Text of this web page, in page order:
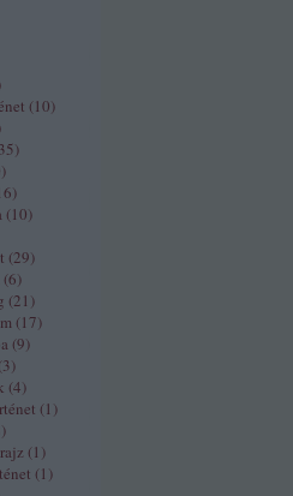
)
(10)
)
35)
)
)
(10)
(29)
(6)
(21 )
(17)
(9)
(3)
(4)
(1 )
)
(1 )
(1 )